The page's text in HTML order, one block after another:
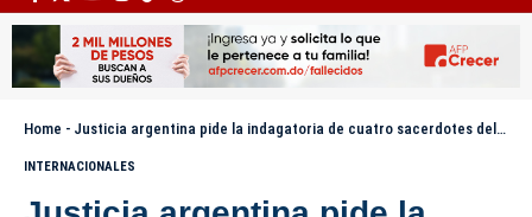
Home - Justicia argentina pide la indagatoria de cuatro sacerdotes del Opus Dei acusados de trata
INTERNACIONALES